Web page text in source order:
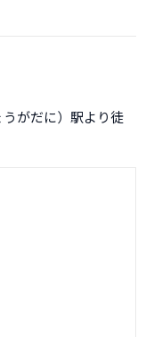
がだに）駅より徒